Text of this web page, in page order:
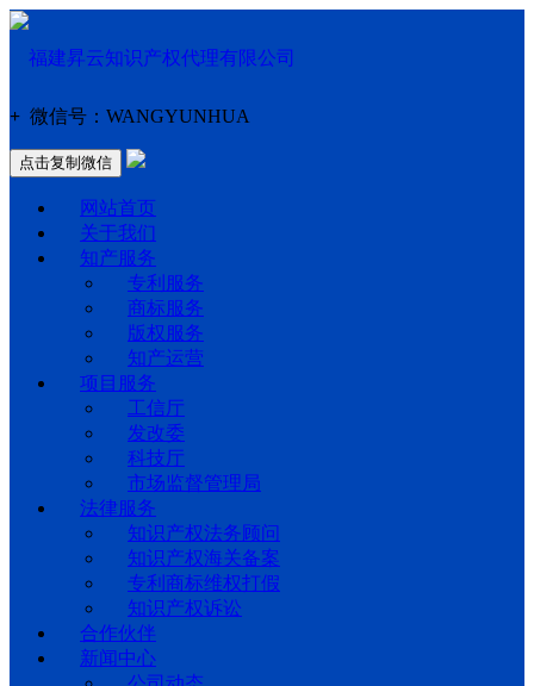
+ 微信号： WANGYUNHUA
点击复制微信
网站首页
关于我们
知产服务
专利服务
商标服务
版权服务
知产运营
项目服务
工信厅
发改委
科技厅
市场监督管理局
法律服务
知识产权法务顾问
知识产权海关备案
专利商标维权打假
知识产权诉讼
合作伙伴
新闻中心